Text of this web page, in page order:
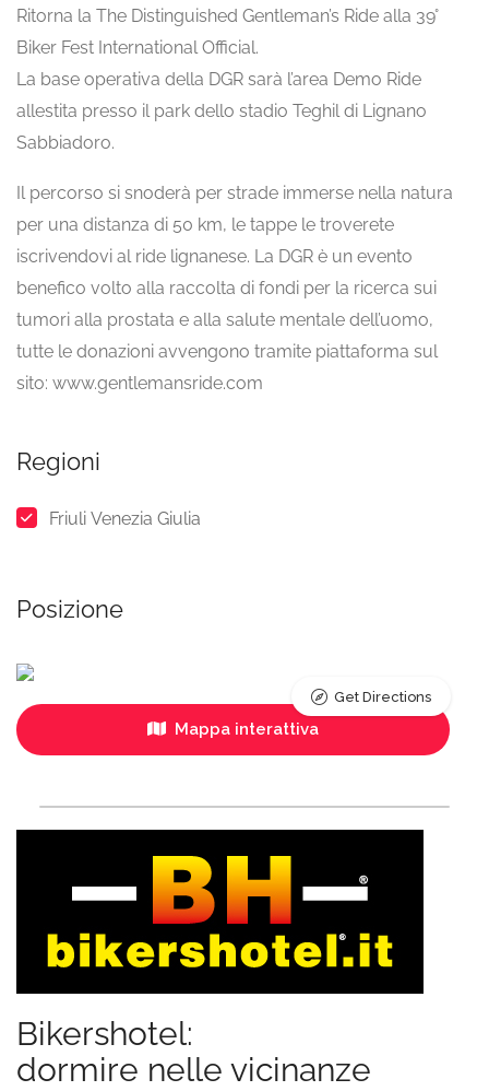
Ritorna la The Distinguished Gentleman’s Ride alla 39°
Biker Fest International Official.
La base operativa della DGR sarà l’area Demo Ride
allestita presso il park dello stadio Teghil di Lignano
Sabbiadoro.
Il percorso si snoderà per strade immerse nella natura
per una distanza di 50 km, le tappe le troverete
iscrivendovi al ride lignanese. La DGR è un evento
benefico volto alla raccolta di fondi per la ricerca sui
tumori alla prostata e alla salute mentale dell’uomo,
tutte le donazioni avvengono tramite piattaforma sul
sito: www.gentlemansride.com
Regioni
Friuli Venezia Giulia
Posizione
Mappa interattiva
Get Directions
Bikershotel:
dormire nelle vicinanze